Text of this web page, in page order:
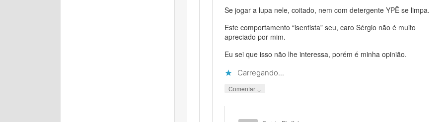
Se jogar a lupa nele, coitado, nem com detergente YPÊ se limpa.
Este comportamento “isentista” seu, caro Sérgio não é muito
apreciado por mim.
Eu sei que isso não lhe interessa, porém é minha opinião.
Carregando...
Comentar ↓